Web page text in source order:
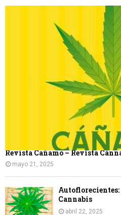
Revista Cañamo – Revista
mayo 21, 2025
Autoflorecientes:
Cannabis
abril 22, 2025